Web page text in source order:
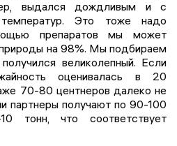
выдался дождливым и с
Это тоже надо
препаратов мы может
на 98%. Мы подбираем
великолепный. Если
оценивалась в 20
70-80 центнеров далеко не
партнеры получают по 90-100
тонн, что соответствует